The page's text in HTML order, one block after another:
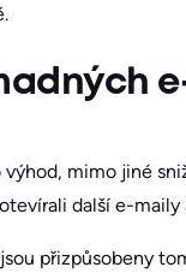
mimo jiné
další e-maily
přizpůsobeny